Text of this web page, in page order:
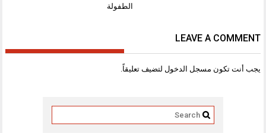
الطفولة
LEAVE A COMMENT
يجب أنت تكون مسجل الدخول لتضيف تعليقاً.